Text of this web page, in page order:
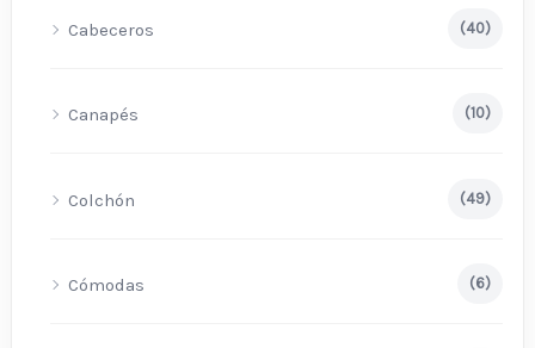
Cabeceros (40)
Canapés (10)
Colchón (49)
Cómodas (6)